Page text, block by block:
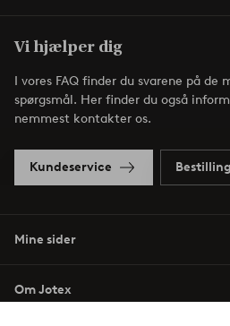
Vi hjælper dig
I vores FAQ finder du svarene på de
spørgsmål. Her finder du også
nemmest kontakter os.
Kundeservice Bestilling
Mine sider
Om Jotex